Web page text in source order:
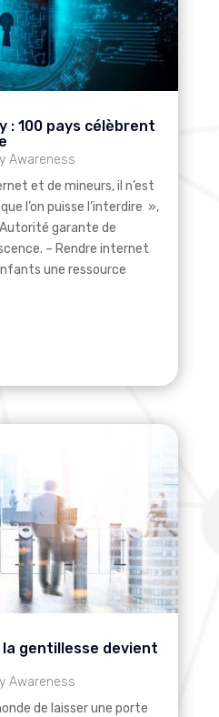
: 100 pays célèbrent
Awareness
et de mineurs, il n’est
l’on puisse l’interdire »,
garante de
– Rendre internet
une ressource
gentillesse devient
Awareness
de laisser une porte